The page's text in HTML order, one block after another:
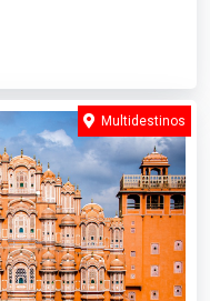
Multidestinos